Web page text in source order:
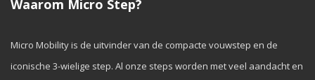
Waarom Micro Step?
Micro Mobility is de uitvinder van de compacte vouwstep en de
iconische 3-wielige step. Al onze steps worden met veel aandacht en